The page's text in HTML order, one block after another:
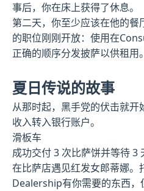
事后，你在床上获得了休息。
第二天，你至少应该在他的餐
的职位刚刚开放：使用在
正确的顺序分发披萨以供租用。
夏日传说的故事
从那时起，黑手党的伏击就
收入转入银行账户。
滑板车
成功交付 3 次比萨饼并等待 3
在比萨店遇见红发女郎蒂娜。
Dealership有你需要的东西，